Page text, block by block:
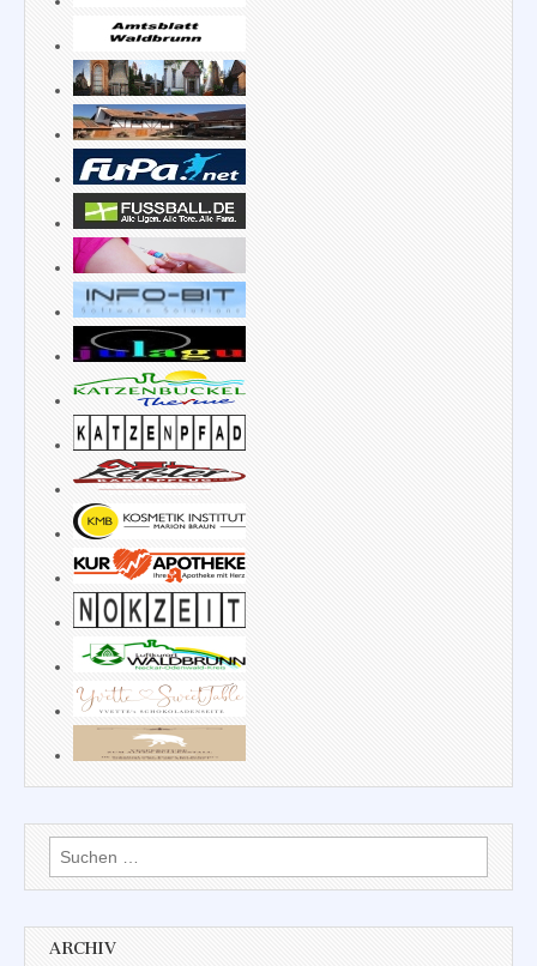
Suchen
nach:
ARCHIV